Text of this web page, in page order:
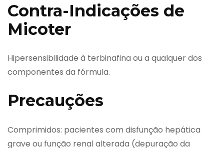
Contra-Indicações de
Micoter
Hipersensibilidade à terbinafina ou a qualquer dos
componentes da fórmula.
Precauções
Comprimidos: pacientes com disfunção hepática
grave ou função renal alterada (depuração da